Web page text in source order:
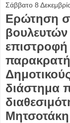
Σάββατο 8
Ερώτηση
διάστημα